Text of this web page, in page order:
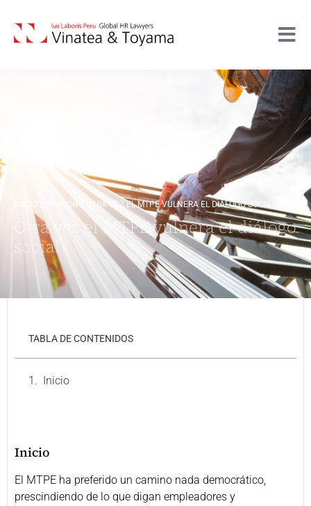
INICIO OPINIÓN/ OTRA VEZ EL MTPE VULNERA EL DIÁLOGO SOCIAL
Otra vez el MTPE vulnera el diálogo
social
TABLA DE CONTENIDOS
Inicio
Inicio
El MTPE ha preferido un camino nada democrático,
prescindiendo de lo que digan empleadores y